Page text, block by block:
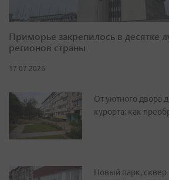
Приморье закрепилось в десятке
регионов страны
17.07.2026
От уютного двора
курорта: как
Новый парк, сквер